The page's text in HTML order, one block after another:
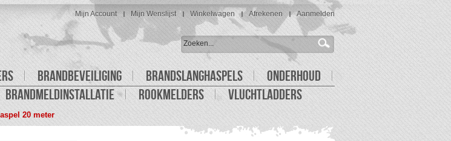
Mijn Account Mijn Wenslijst Winkelwagen Afrekenen Aanmelden
BRANDBEVEILIGING BRANDSLANGHASPELS
ONDERHOUD
BRANDMELDINSTALLATIE ROOKMELDERS VLUCHTLADDERS
20 meter